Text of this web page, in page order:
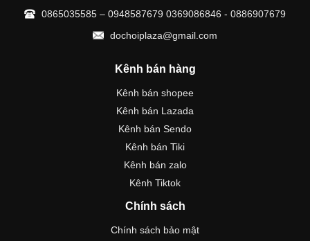
0865035585 – 0948587679 0369086846 - 0886907679
dochoiplaza@gmail.com
Kênh bán hàng
Kênh bán shopee
Kênh bán Lazada
Kênh bán Sendo
Kênh bán Tiki
Kênh bán zalo
Kênh Tiktok
Chính sách
Chính sách bảo mật